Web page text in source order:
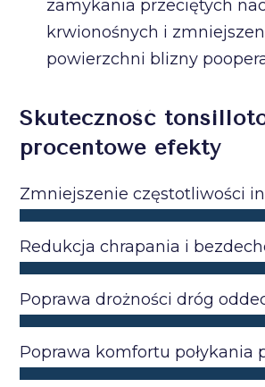
zamykania przeciętych
krwionośnych i
powierzchni blizny
Skuteczność
procentowe efekty
Zmniejszenie częstotliwości
Redukcja chrapania i
Poprawa drożności dróg
Poprawa komfortu połykania